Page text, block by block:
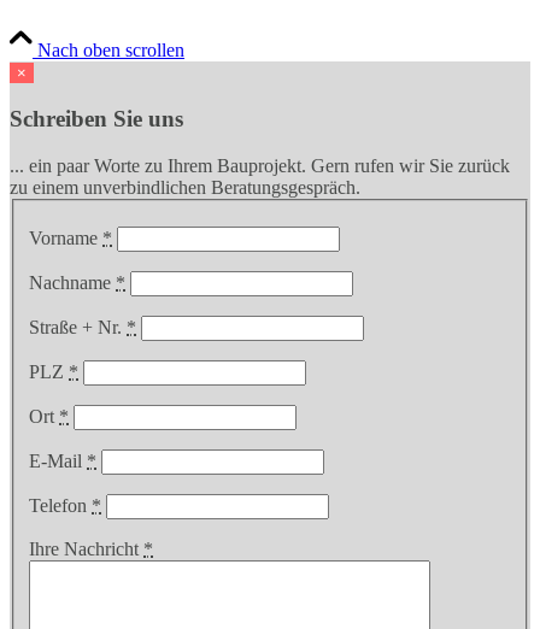
Nach oben scrollen
×
Schreiben Sie uns
... ein paar Worte zu Ihrem Bauprojekt. Gern rufen wir Sie zurück
zu einem unverbindlichen Beratungsgespräch.
Vorname *
Nachname *
Straße + Nr. *
PLZ *
Ort *
E-Mail *
Telefon *
Ihre Nachricht *